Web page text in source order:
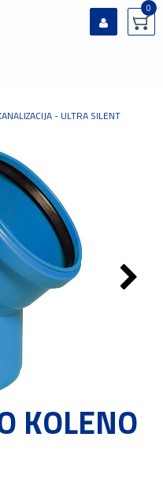
0
- ULTRA SILENT
KOLENO